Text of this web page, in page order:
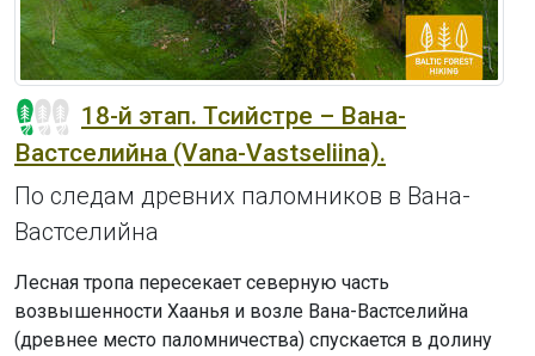
18-й этап. Тсийстре – Вана-
Вастселийна (Vana-Vastseliina).
По следам древних паломников в Вана-
Вастселийна
Лесная тропа пересекает северную часть
возвышенности Хаанья и возле Вана-Вастселийна
(древнее место паломничества) спускается в долину